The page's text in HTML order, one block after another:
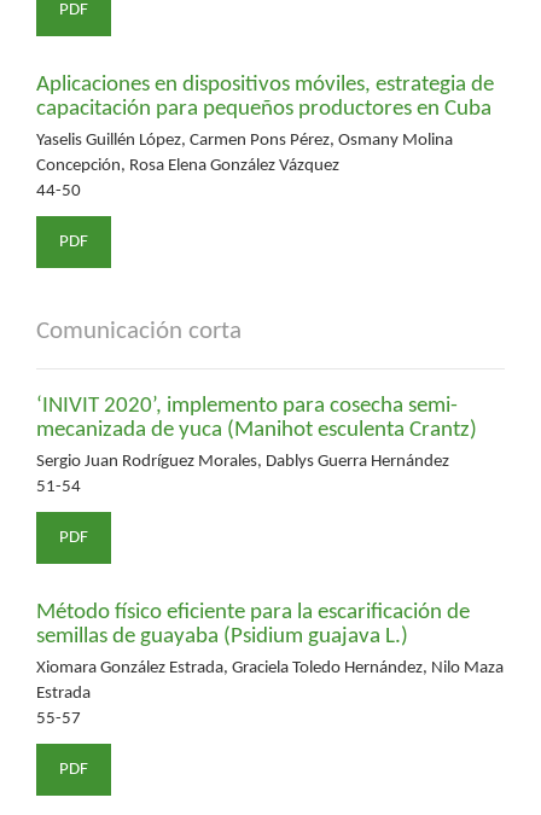
PDF
Aplicaciones en dispositivos móviles, estrategia de
capacitación para pequeños productores en Cuba
Yaselis Guillén López, Carmen Pons Pérez, Osmany Molina
Concepción, Rosa Elena González Vázquez
44-50
PDF
Comunicación corta
‘INIVIT 2020’, implemento para cosecha semi-
mecanizada de yuca (Manihot esculenta Crantz)
Sergio Juan Rodríguez Morales, Dablys Guerra Hernández
51-54
PDF
Método físico eficiente para la escarificación de
semillas de guayaba (Psidium guajava L.)
Xiomara González Estrada, Graciela Toledo Hernández, Nilo Maza
Estrada
55-57
PDF